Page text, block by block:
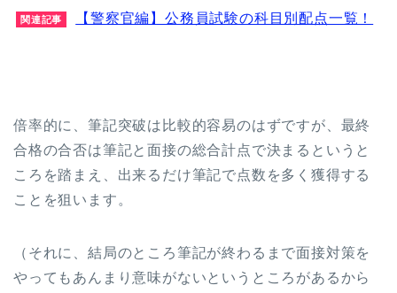
関連記事 【警察官編】公務員試験の科目別配点一覧！
倍率的に、筆記突破は比較的容易のはずですが、最終
合格の合否は筆記と面接の総合計点で決まるというと
ころを踏まえ、出来るだけ筆記で点数を多く獲得する
ことを狙います。
（それに、結局のところ筆記が終わるまで面接対策を
やってもあんまり意味がないというところがあるから